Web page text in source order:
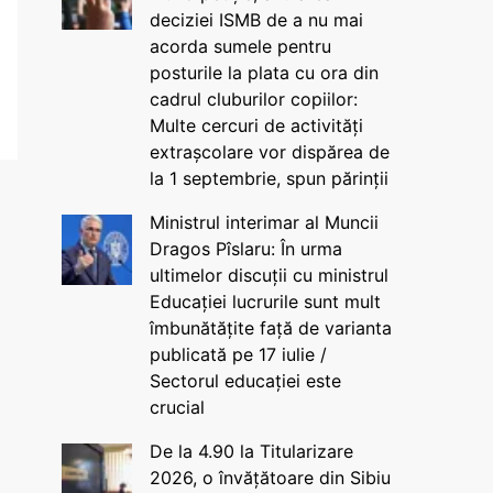
deciziei ISMB de a nu mai
acorda sumele pentru
posturile la plata cu ora din
cadrul cluburilor copiilor:
Multe cercuri de activități
extrașcolare vor dispărea de
la 1 septembrie, spun părinții
Ministrul interimar al Muncii
Dragos Pîslaru: În urma
ultimelor discuții cu ministrul
Educației lucrurile sunt mult
îmbunătățite față de varianta
publicată pe 17 iulie /
Sectorul educației este
crucial
De la 4.90 la Titularizare
2026, o învățătoare din Sibiu